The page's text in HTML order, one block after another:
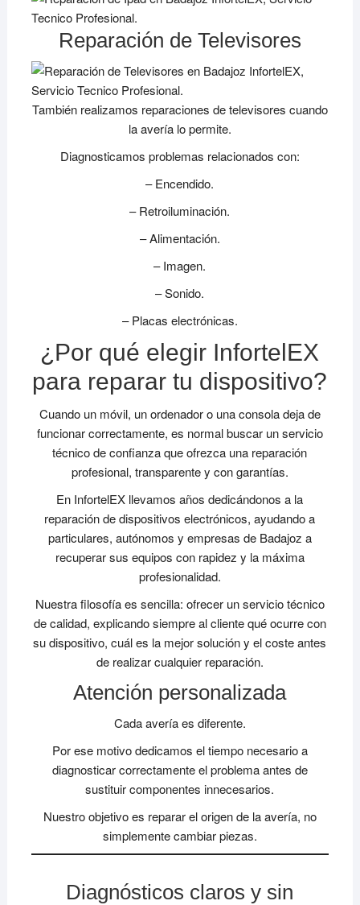
Reparación de Televisores
También realizamos reparaciones de televisores cuando
la avería lo permite.
Diagnosticamos problemas relacionados con:
– Encendido.
– Retroiluminación.
– Alimentación.
– Imagen.
– Sonido.
– Placas electrónicas.
¿Por qué elegir InfortelEX
para reparar tu dispositivo?
Cuando un móvil, un ordenador o una consola deja de
funcionar correctamente, es normal buscar un servicio
técnico de confianza que ofrezca una reparación
profesional, transparente y con garantías.
En InfortelEX llevamos años dedicándonos a la
reparación de dispositivos electrónicos, ayudando a
particulares, autónomos y empresas de Badajoz a
recuperar sus equipos con rapidez y la máxima
profesionalidad.
Nuestra filosofía es sencilla: ofrecer un servicio técnico
de calidad, explicando siempre al cliente qué ocurre con
su dispositivo, cuál es la mejor solución y el coste antes
de realizar cualquier reparación.
Atención personalizada
Cada avería es diferente.
Por ese motivo dedicamos el tiempo necesario a
diagnosticar correctamente el problema antes de
sustituir componentes innecesarios.
Nuestro objetivo es reparar el origen de la avería, no
simplemente cambiar piezas.
Diagnósticos claros y sin